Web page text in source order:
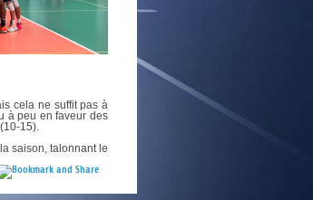
cela ne suffit pas à
à peu en faveur des
15).
saison, talonnant le